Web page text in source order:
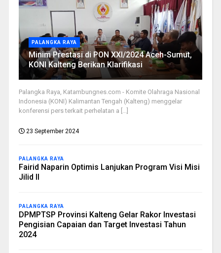
PALANGKA RAYA
Minim Prestasi di PON XXI/2024 Aceh-Sumut,
KONI Kalteng Berikan Klarifikasi
Palangka Raya, Katambungnes.com - Komite Olahraga Nasional
Indonesia (KONI) Kalimantan Tengah (Kalteng) menggelar
konferensi pers terkait perhelatan a [...]
23 September 2024
PALANGKA RAYA
Fairid Naparin Optimis Lanjukan Program Visi Misi
Jilid II
PALANGKA RAYA
DPMPTSP Provinsi Kalteng Gelar Rakor Investasi
Pengisian Capaian dan Target Investasi Tahun
2024